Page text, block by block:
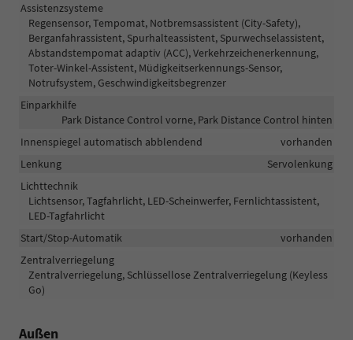
Assistenzsysteme
Regensensor, Tempomat, Notbremsassistent (City-Safety),
Berganfahrassistent, Spurhalteassistent, Spurwechselassistent,
Abstandstempomat adaptiv (ACC), Verkehrzeichenerkennung,
Toter-Winkel-Assistent, Müdigkeitserkennungs-Sensor,
Notrufsystem, Geschwindigkeitsbegrenzer
Einparkhilfe
Park Distance Control vorne, Park Distance Control hinten
Innenspiegel automatisch abblendend
vorhanden
Lenkung
Servolenkung
Lichttechnik
Lichtsensor, Tagfahrlicht, LED-Scheinwerfer, Fernlichtassistent,
LED-Tagfahrlicht
Start/Stop-Automatik
vorhanden
Zentralverriegelung
Zentralverriegelung, Schlüssellose Zentralverriegelung (Keyless
Go)
Außen